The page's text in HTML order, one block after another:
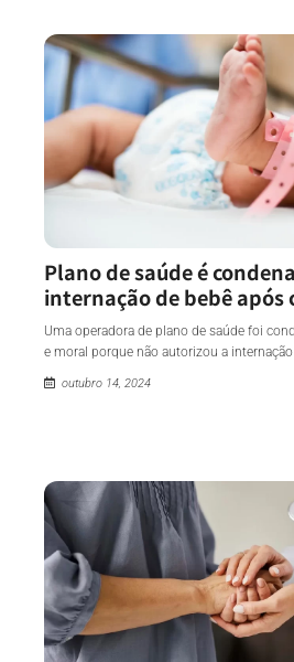
Plano de saúde é
internação de bebê após
Uma operadora de plano de saúde foi
e moral porque não autorizou a
outubro 14, 2024